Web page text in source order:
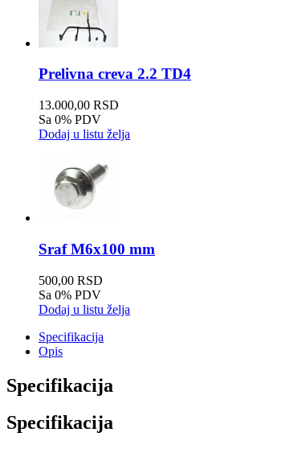
Prelivna creva 2.2 TD4
13.000,00 RSD
Sa 0% PDV
Dodaj u listu želja
Sraf M6x100 mm
500,00 RSD
Sa 0% PDV
Dodaj u listu želja
Specifikacija
Opis
Specifikacija
Specifikacija